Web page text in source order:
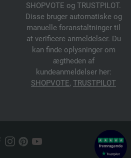
SHOPVOTE og TRUSTPILOT.
Disse bruger automatiske og
manuelle foranstaltninger til
at verificere anmeldelser. Du
kan finde oplysninger om
ægtheden af
kundeanmeldelser her:
SHOPVOTE, TRUSTPILOT